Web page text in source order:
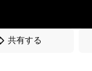
共有する